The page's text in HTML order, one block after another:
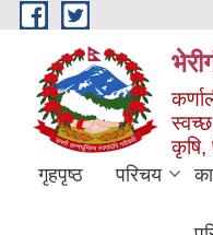
Skip to main content
कृषि,
गृहपृष्ठ परिचय